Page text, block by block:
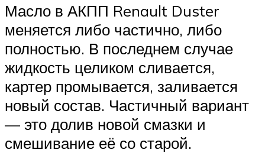
Масло в АКПП Renault Duster
меняется либо частично, либо
полностью. В последнем случае
жидкость целиком сливается,
картер промывается, заливается
новый состав. Частичный вариант
— это долив новой смазки и
смешивание её со старой.